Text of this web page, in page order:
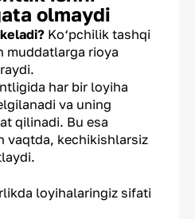
olmaydi
Ko‘pchilik tashqi
muddatlarga rioya
har bir loyiha
va uning
qilinadi. Bu esa
vaqtda, kechikishlarsiz
loyihalaringiz sifati